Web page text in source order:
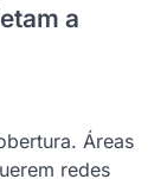
a
Áreas
redes